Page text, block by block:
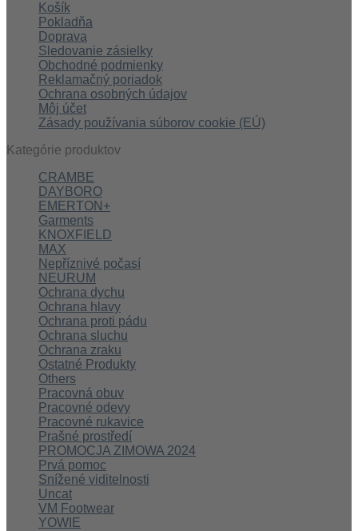
Košík
Pokladňa
Doprava
Sledovanie zásielky
Obchodné podmienky
Reklamačný poriadok
Ochrana osobných údajov
Môj účet
Zásady používania súborov cookie (EÚ)
Kategórie produktov
CRAMBE
DAYBORO
EMERTON+
Garments
KNOXFIELD
MAX
Nepříznivé počasí
NEURUM
Ochrana dychu
Ochrana hlavy
Ochrana proti pádu
Ochrana sluchu
Ochrana zraku
Ostatné Produkty
Others
Pracovná obuv
Pracovné odevy
Pracovné rukavice
Prašné prostředí
PROMOCJA ZIMOWA 2024
Prvá pomoc
Snížené viditelnosti
Uncat
VM Footwear
YOWIE